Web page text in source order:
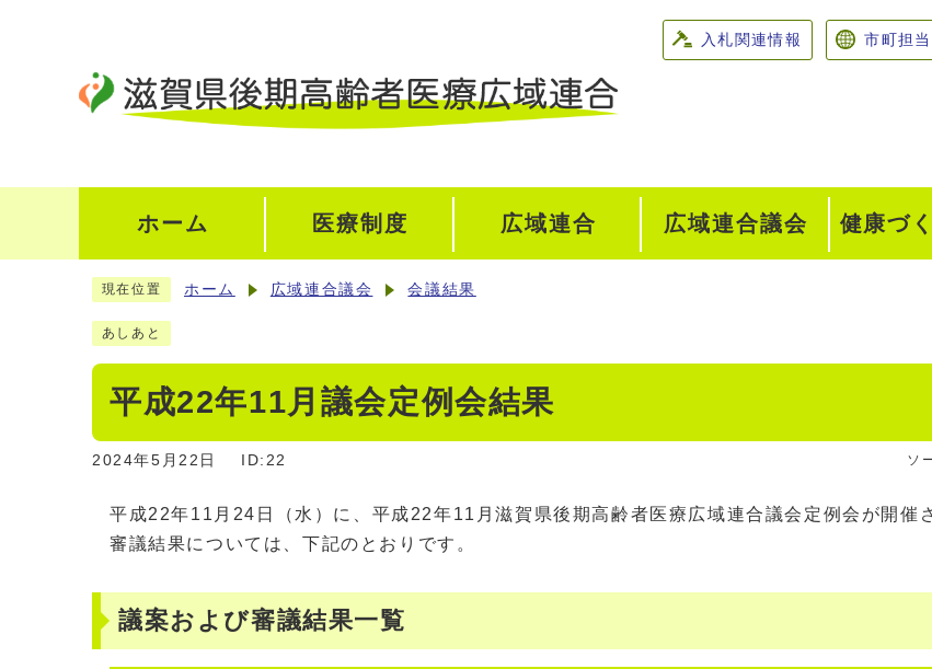
入札関連情報 市町担
ホーム 医療制度 広域連合 広域連合議会 健康づ
現在位置 ホーム 広域連合議会 会議結果
あしあと
平成22年11月議会定例会結果
2024年5月22日 ID:22 ソ
平成22年11月24日（水）に、平成22年11月滋賀県後期高齢者医療広域連合議会定例会が開催
審議結果については、下記のとおりです。
議案および審議結果一覧